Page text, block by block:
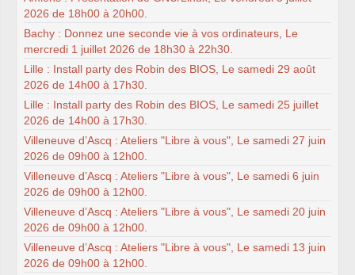
2026 de 18h00 à 20h00.
Bachy : Donnez une seconde vie à vos ordinateurs, Le
mercredi 1 juillet 2026 de 18h30 à 22h30.
Lille : Install party des Robin des BIOS, Le samedi 29 août
2026 de 14h00 à 17h30.
Lille : Install party des Robin des BIOS, Le samedi 25 juillet
2026 de 14h00 à 17h30.
Villeneuve d’Ascq : Ateliers "Libre à vous", Le samedi 27 juin
2026 de 09h00 à 12h00.
Villeneuve d’Ascq : Ateliers "Libre à vous", Le samedi 6 juin
2026 de 09h00 à 12h00.
Villeneuve d’Ascq : Ateliers "Libre à vous", Le samedi 20 juin
2026 de 09h00 à 12h00.
Villeneuve d’Ascq : Ateliers "Libre à vous", Le samedi 13 juin
2026 de 09h00 à 12h00.